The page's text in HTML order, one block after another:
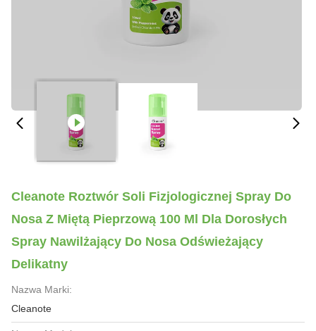
Cleanote Roztwór Soli Fizjologicznej Spray Do
Nosa Z Miętą Pieprzową 100 Ml Dla Dorosłych
Spray Nawilżający Do Nosa Odświeżający
Delikatny
Nazwa Marki:
Cleanote